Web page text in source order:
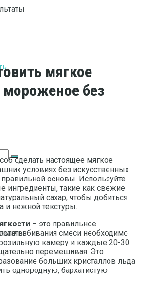
мягкое
без
сделать настоящее мягкое
условиях без искусственных
правильной основы. Используйте
ингредиенты, такие как свежие
сахар, чтобы добиться
и нежной текстуры.
– это правильное
взбивания смеси необходимо
камеру и каждые 20-30
перемешивая. Это
больших кристаллов льда
однородную, бархатистую